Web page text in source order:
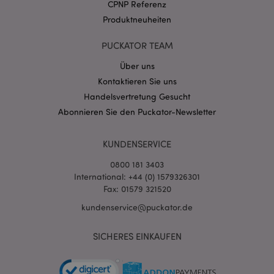
CPNP Referenz
Produktneuheiten
PUCKATOR TEAM
Über uns
Kontaktieren Sie uns
Handelsvertretung Gesucht
Abonnieren Sie den Puckator-Newsletter
KUNDENSERVICE
0800 181 3403
International: +44 (0) 1579326301
Fax: 01579 321520
kundenservice@puckator.de
SICHERES EINKAUFEN
mage-cache-storage-section-
invalidation
www.puckator.de
Datenschutzbestimmungen von Google